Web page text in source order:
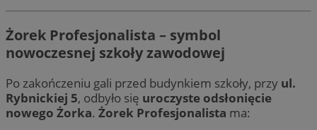
Żorek Profesjonalista – symbol
nowoczesnej szkoły zawodowej
Po zakończeniu gali przed budynkiem szkoły, przy ul.
Rybnickiej 5, odbyło się uroczyste odsłonięcie
nowego Żorka. Żorek Profesjonalista ma: